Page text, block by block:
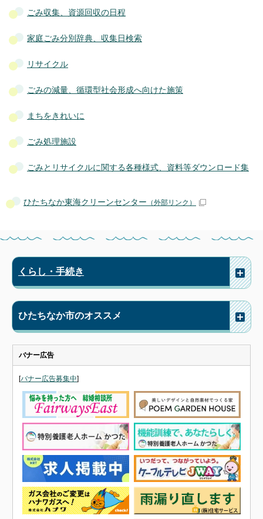
ごみ収集、資源回収の日程
家庭ごみ分別辞典、収集日検索
リサイクル
ごみの減量、循環型社会形成へ向けた施策
まちをきれいに
ごみ処理施設
ごみとリサイクルに関する各種様式、資料等ダウンロード集
ひたちなか東海クリーンセンター （外部リンク）
くらし・手続き
ひたちなか市のオススメ
バナー広告
[バナー広告募集中]